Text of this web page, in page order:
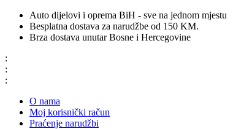
Auto dijelovi i oprema BiH - sve na jednom mjestu
Besplatna dostava za narudžbe od 150 KM.
Brza dostava unutar Bosne i Hercegovine
:
:
:
O nama
Moj korisnički račun
Praćenje narudžbi